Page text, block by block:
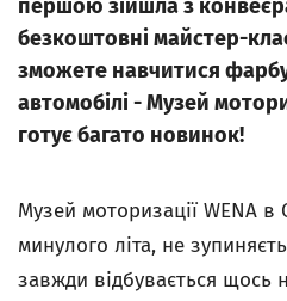
першою зійшла з
безкоштовні майстер-
зможете навчитися
автомобілі - Музей
готує багато новинок!
Музей моторизації WENA в
минулого літа, не
завжди відбувається